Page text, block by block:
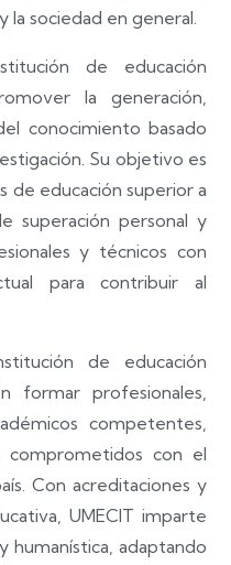
la sociedad en general.
de educación
la generación,
conocimiento basado
Su objetivo es
de educación superior a
superación personal y
y técnicos con
para contribuir al
de educación
formar profesionales,
competentes,
con el
Con acreditaciones y
UMECIT imparte
humanística, adaptando